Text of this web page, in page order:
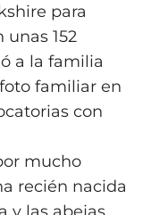
para
152
a la familia
familiar en
con
mucho
recién nacida